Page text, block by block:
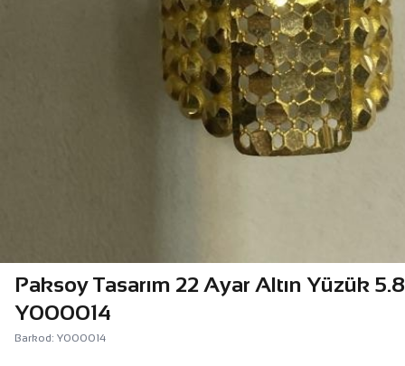
Paksoy Tasarım 22 Ayar Altın Yüzük
Y000014
Barkod: Y000014